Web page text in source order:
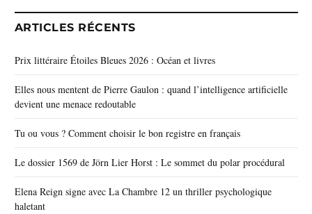
ARTICLES RÉCENTS
Prix littéraire Étoiles Bleues 2026 : Océan et livres
Elles nous mentent de Pierre Gaulon : quand l’intelligence artificielle
devient une menace redoutable
Tu ou vous ? Comment choisir le bon registre en français
Le dossier 1569 de Jörn Lier Horst : Le sommet du polar procédural
Elena Reign signe avec La Chambre 12 un thriller psychologique
haletant